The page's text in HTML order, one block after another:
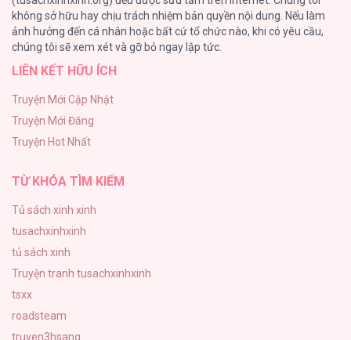
TUYỂN TẬP: TRAI CÓ LỒN
92
Kiếp Này Ta Sẽ Trở Thành Gia Chủ
Vết Tích Của Ánh Dương
89
không sở hữu hay chịu trách nhiệm bản quyền nội dung. Nếu làm
ảnh hưởng đến cá nhân hoặc bất cứ tổ chức nào, khi có yêu cầu,
chúng tôi sẽ xem xét và gỡ bỏ ngay lập tức.
LIÊN KẾT HỮU ÍCH
Truyện Mới Cập Nhật
Truyện Mới Đăng
Truyện Hot Nhất
TỪ KHÓA TÌM KIẾM
Tủ sách xinh xinh
tusachxinhxinh
tủ sách xinh
Truyện tranh tusachxinhxinh
tsxx
roadsteam
truyen3hsang